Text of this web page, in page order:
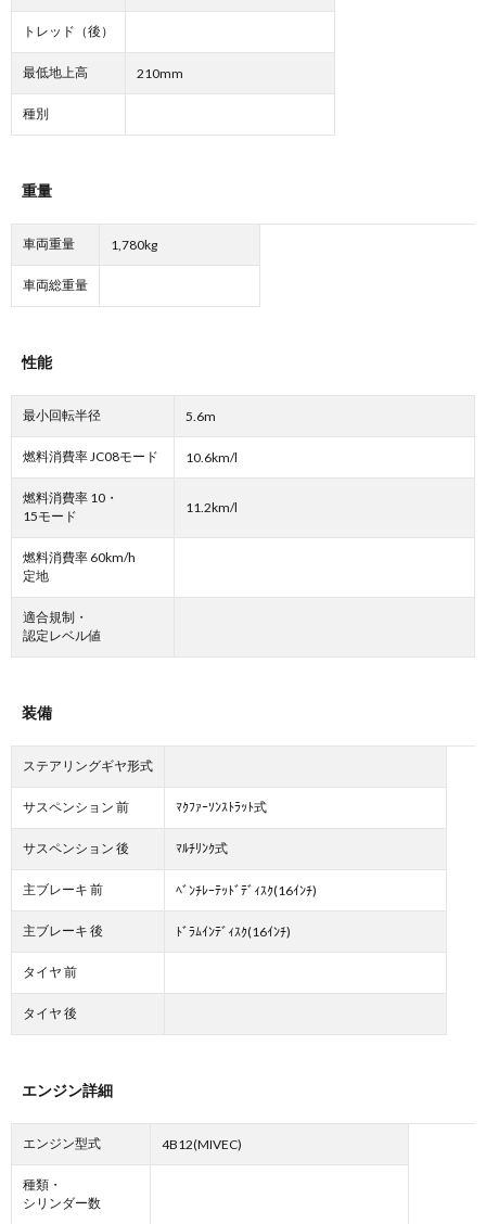
トレッド（後）
最低地上高 210mm
種別
重量
車両重量 1,780kg
車両総重量
性能
最小回転半径 5.6m
燃料消費率 JC08モード 10.6km/l
燃料消費率 10・
15モード
11.2km/l
燃料消費率 60km/h
定地
適合規制・
認定レベル値
装備
ステアリングギヤ形式
サスペンション 前 ﾏｸﾌｧｰｿﾝｽﾄﾗｯﾄ式
サスペンション 後 ﾏﾙﾁﾘﾝｸ式
主ブレーキ 前 ﾍﾞﾝﾁﾚｰﾃｯﾄﾞﾃﾞｨｽｸ(16ｲﾝﾁ)
主ブレーキ 後 ﾄﾞﾗﾑｲﾝﾃﾞｨｽｸ(16ｲﾝﾁ)
タイヤ 前
タイヤ 後
エンジン詳細
エンジン型式 4B12(MIVEC)
種類・
シリンダー数